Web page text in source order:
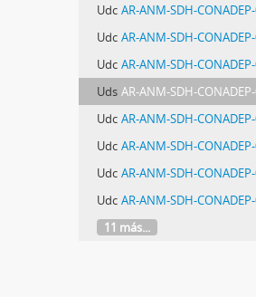
Udc AR-ANM-SDH-CONADEP-03-435 - Fotografías tomadas en la inspección ocular
Udc AR-ANM-SDH-CONADEP-03-436 - Actas de procedimientos de
Udc AR-ANM-SDH-CONADEP-03-437 - Actas de procedimientos de
Uds AR-ANM-SDH-CONADEP-03-449 - Actas de procedimientos de
Udc AR-ANM-SDH-CONADEP-03-465 - Croquis y registros fotográficos del procedimiento de
Udc AR-ANM-SDH-CONADEP-03-516 - Elevación a la Justicia Federal de denuncias y testimonios por presuntos delitos
Udc AR-ANM-SDH-CONADEP-03-519 - Actas de
Udc AR-ANM-SDH-CONADEP-03-520 - Actas de
11 más...